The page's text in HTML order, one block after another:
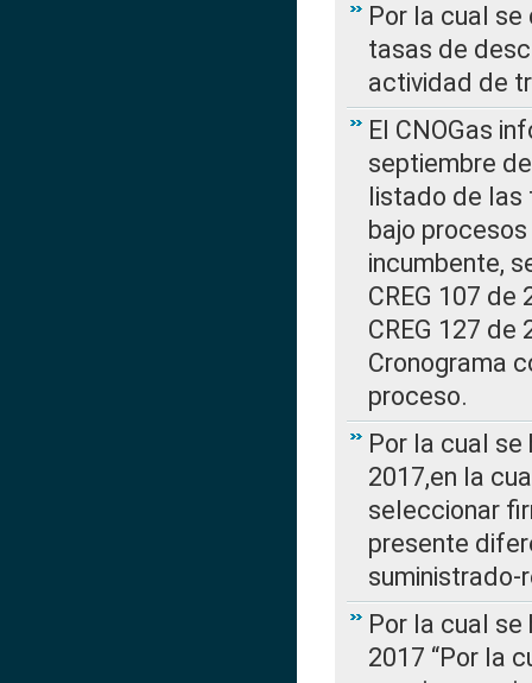
Por la cual
tasas de
actividad de
El CNOGas
septiembre
listado de las
bajo
incumbente,
CREG 107
CREG 127 de
Cronograma
proceso.
Por la cual se
2017,en la
seleccionar
presente
Por la cual se
2017 “Por la